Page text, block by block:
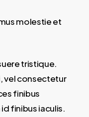
molestie et
tristique.
vel consectetur
finibus
finibus iaculis.